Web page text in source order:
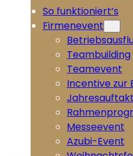
So funktioniert’s
Firmenevent
Teambuilding
Teamevent
Incentive zur
Messeevent
Azubi-Event